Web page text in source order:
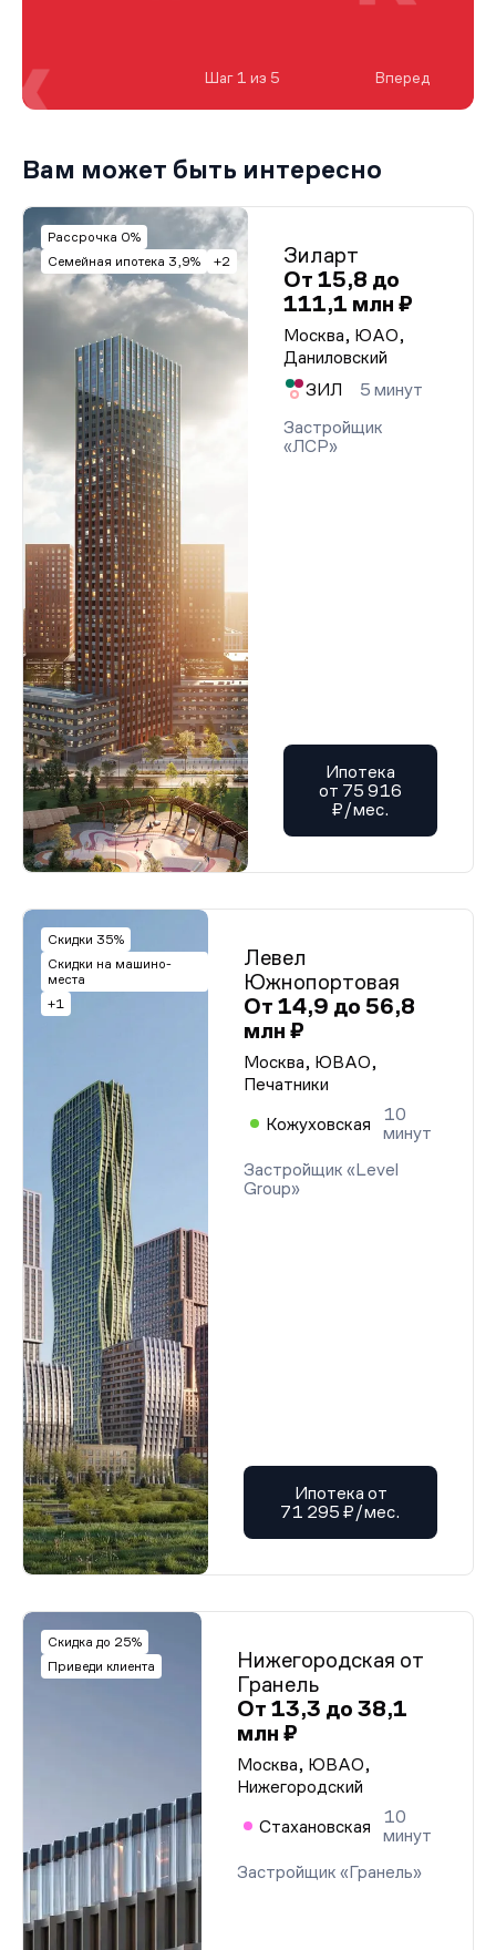
Шаг 1 из 5 Вперед
Вам может быть интересно
Рассрочка 0%
Семейная ипотека 3,9%
+2
Зиларт
От 15,8 до
111,1 млн ₽
Москва, ЮАО,
Даниловский
ЗИЛ
5 минут
Застройщик
«ЛСР»
Ипотека
от 75 916
₽/мес.
Скидки 35%
Скидки на машино-
места
+1
Левел
Южнопортовая
От 14,9 до 56,8
млн ₽
Москва, ЮВАО,
Печатники
Кожуховская
10
минут
Застройщик «Level
Group»
Ипотека от
71 295 ₽/мес.
Скидка до 25%
Приведи клиента
Нижегородская от
Гранель
От 13,3 до 38,1
млн ₽
Москва, ЮВАО,
Нижегородский
Стахановская
10
минут
Застройщик «Гранель»